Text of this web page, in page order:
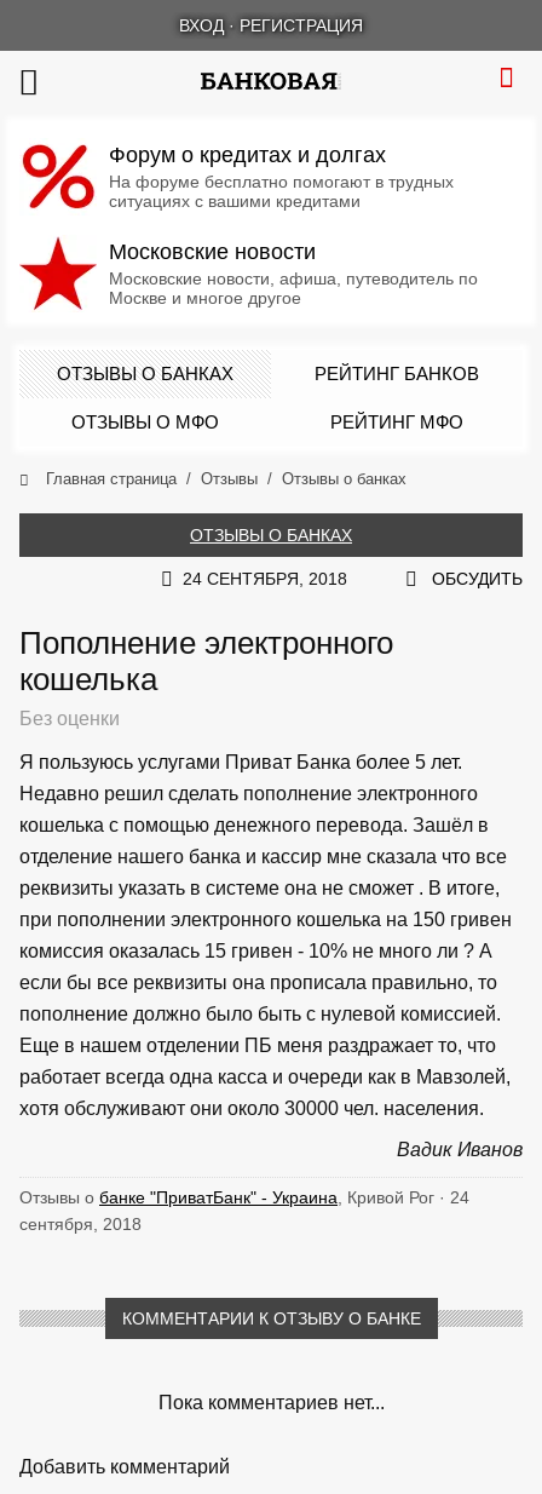
ВХОД · РЕГИСТРАЦИЯ
Форум о кредитах и долгах
На форуме бесплатно помогают в трудных
ситуациях с вашими кредитами
Московские новости
Московские новости, афиша, путеводитель по
Москве и многое другое
ОТЗЫВЫ О БАНКАХ РЕЙТИНГ БАНКОВ
ОТЗЫВЫ О МФО РЕЙТИНГ МФО
Главная страница Отзывы Отзывы о банках
ОТЗЫВЫ О БАНКАХ
24 СЕНТЯБРЯ, 2018 ОБСУДИТЬ
Пополнение электронного
кошелька
Без оценки
Я пользуюсь услугами Приват Банка более 5 лет.
Недавно решил сделать пополнение электронного
кошелька с помощью денежного перевода. Зашёл в
отделение нашего банка и кассир мне сказала что все
реквизиты указать в системе она не сможет . В итоге,
при пополнении электронного кошелька на 150 гривен
комиссия оказалась 15 гривен - 10% не много ли ? А
если бы все реквизиты она прописала правильно, то
пополнение должно было быть с нулевой комиссией.
Еще в нашем отделении ПБ меня раздражает то, что
работает всегда одна касса и очереди как в Мавзолей,
хотя обслуживают они около 30000 чел. населения.
Вадик Иванов
Отзывы о банке "ПриватБанк" - Украина , Кривой Рог · 24
сентября, 2018
КОММЕНТАРИИ К ОТЗЫВУ О БАНКЕ
Пока комментариев нет...
Добавить комментарий